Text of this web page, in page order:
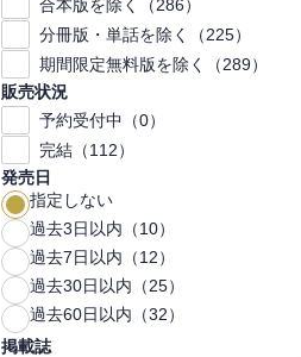
合本版を除く（286）
分冊版・単話を除く（225）
期間限定無料版を除く（289）
販売状況
予約受付中（0）
完結（112）
発売日
指定しない
過去3日以内（10）
過去7日以内（12）
過去30日以内（25）
過去60日以内（32）
掲載誌